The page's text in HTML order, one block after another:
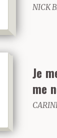
NICK
Je
me